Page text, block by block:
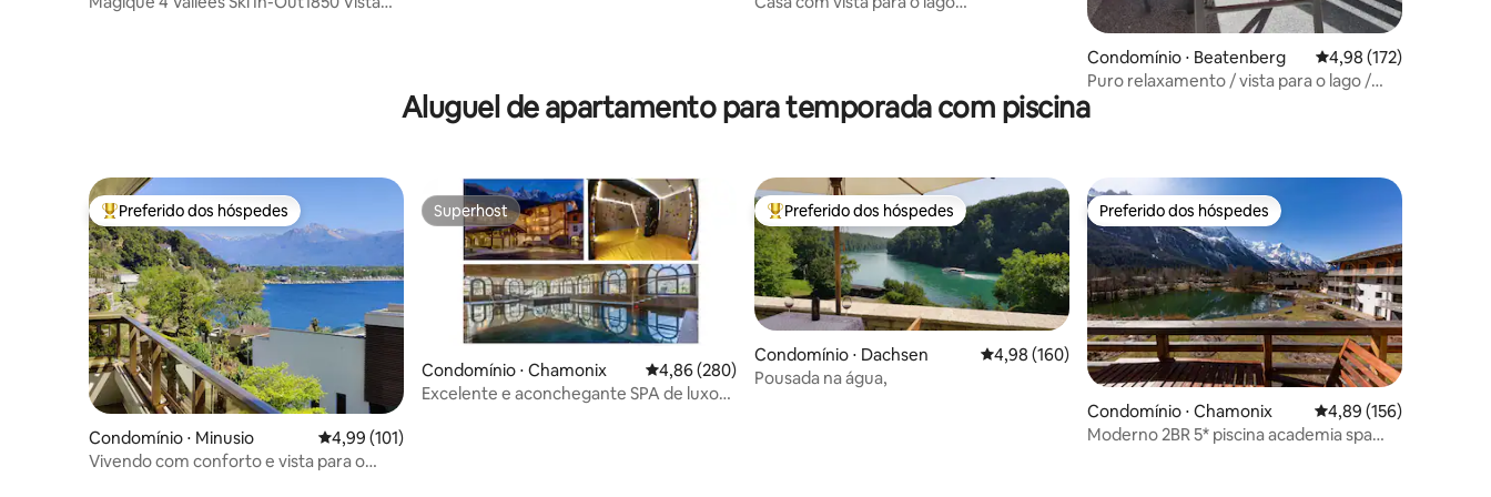
Condomínio ⋅ Beatenberg 4,98 de uma avaliação
4,98 (172)
Puro relaxamento / vista para o lago /
montanha / estacionamento gratuito
Aluguel de apartamento para temporada com piscina
Entre os melhores preferidos dos hóspedes
Preferido dos hóspedes
Condomínio ⋅ Minusio 4,99 de uma avaliação média de 5, 101 avaliações
4,99 (101)
Vivendo com conforto e vista para o
Superhost
Superhost
Condomínio ⋅ Chamonix 4,86 de uma avaliação média de 5, 280 avaliações
4,86 (280)
Excelente e aconchegante SPA de luxo
Entre os melhores preferidos dos hóspedes
Preferido dos hóspedes
Condomínio ⋅ Dachsen 4,98 de uma avaliação média de 5, 160 avaliações
4,98 (160)
Pousada na água,
Preferido dos hóspedes
Preferido dos hóspedes
Condomínio ⋅ Chamonix 4,89 de uma avaliação
4,89 (156)
Moderno 2BR 5* piscina academia spa